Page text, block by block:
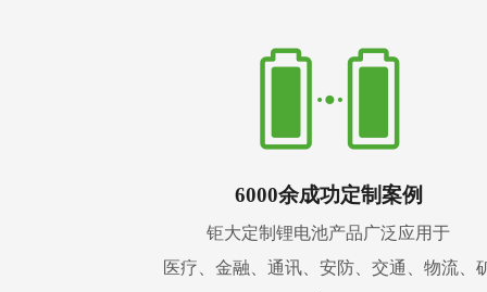
6000余成功定制案例
钜大定制锂电池产品广泛应用于
医疗、金融、通讯、安防、交通、物流、